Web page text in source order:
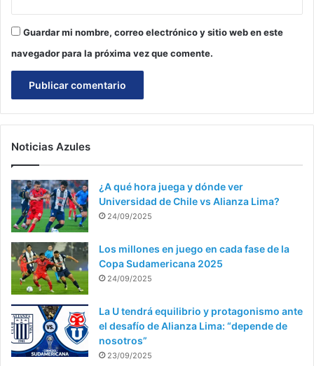
Guardar mi nombre, correo electrónico y sitio web en este
navegador para la próxima vez que comente.
Noticias Azules
¿A qué hora juega y dónde ver
Universidad de Chile vs Alianza Lima?
24/09/2025
Los millones en juego en cada fase de la
Copa Sudamericana 2025
24/09/2025
La U tendrá equilibrio y protagonismo ante
el desafío de Alianza Lima: “depende de
nosotros”
23/09/2025